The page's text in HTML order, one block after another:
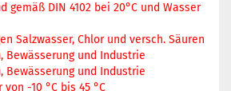
gemäß DIN 4102 bei 20°C und Wasser
Salzwasser, Chlor und versch. Säuren
Bewässerung und Industrie
Bewässerung und Industrie
-10 °C bis 45 °C